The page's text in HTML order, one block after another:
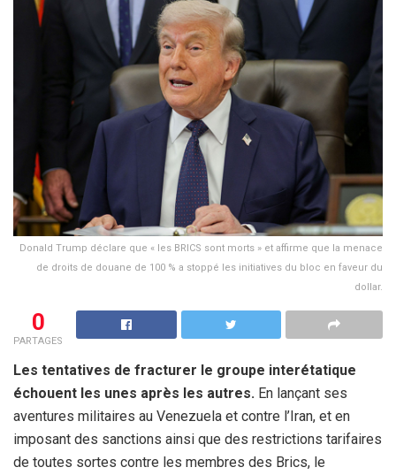
Donald Trump déclare que « les BRICS sont morts » et affirme que la menace
de droits de douane de 100 % a stoppé les initiatives du bloc en faveur du
dollar.
0
PARTAGES
Les tentatives de fracturer le groupe interétatique
échouent les unes après les autres. En lançant ses
aventures militaires au Venezuela et contre l’Iran, et en
imposant des sanctions ainsi que des restrictions tarifaires
de toutes sortes contre les membres des Brics, le